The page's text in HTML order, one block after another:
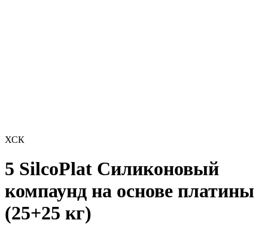
ХСК
5 SilcoPlat Силиконовый
компаунд на основе платины
(25+25 кг)